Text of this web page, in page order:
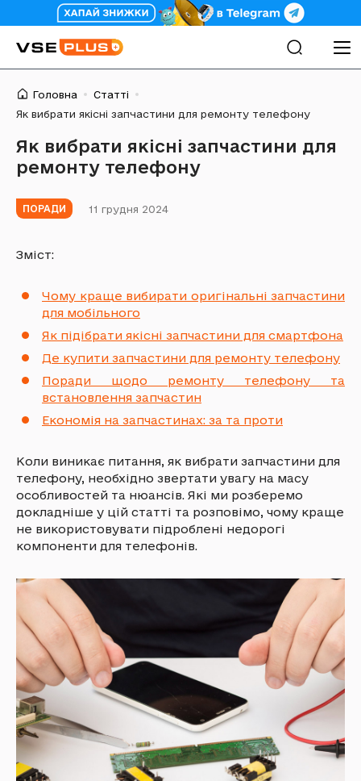
Головна
Статті
Як вибрати якісні запчастини для ремонту телефону
Як вибрати якісні запчастини для
ремонту телефону
ПОРАДИ 11 грудня 2024
Зміст:
Чому краще вибирати оригінальні запчастини
для мобільного
Як підібрати якісні запчастини для смартфона
Де купити запчастини для ремонту телефону
Поради щодо ремонту телефону та
встановлення запчастин
Економія на запчастинах: за та проти
Коли виникає питання, як вибрати запчастини для
телефону, необхідно звертати увагу на масу
особливостей та нюансів. Які ми розберемо
докладніше у цій статті та розповімо, чому краще
не використовувати підроблені недорогі
компоненти для телефонів.